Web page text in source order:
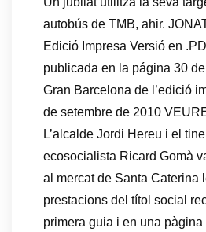
autobús de TMB, ahir.
Edició Impresa Versió en
publicada en la página 30
Gran Barcelona de l’edició
de setembre de 2010
L’alcalde Jordi Hereu i el
ecosocialista Ricard Gomà
al mercat de Santa Caterina
prestacions del títol social
primera guia i en una pàgina